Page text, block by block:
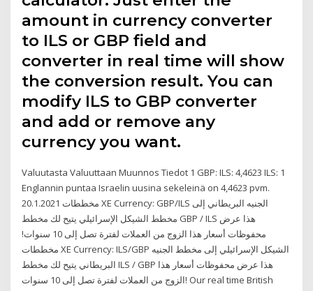
amount in currency converter
to ILS or GBP field and
converter in real time will show
the conversion result. You can
modify ILS to GBP converter
and add or remove any
currency you want.
Valuutasta Valuuttaan Muunnos Tiedot 1 GBP: ILS: 4,4623 ILS: 1
Englannin puntaa Israelin uusina sekeleinä on 4,4623 pvm.
20.1.2021 مخططات XE Currency: GBP/ILS الجنيه البريطاني إلى
مخطط الشيكل الإسرائيلي يتيح لك مخطط GBP / ILS هذا عرض
محفوظات أسعار هذا الزوج من العملات لفترة تصل إلى 10 سنوات!
مخططات XE Currency: ILS/GBP الشيكل الإسرائيلي إلى مخطط الجنيه
البريطاني يتيح لك مخطط ILS / GBP هذا عرض محفوظات أسعار هذا
الزوج من العملات لفترة تصل إلى 10 سنوات! Our real time British